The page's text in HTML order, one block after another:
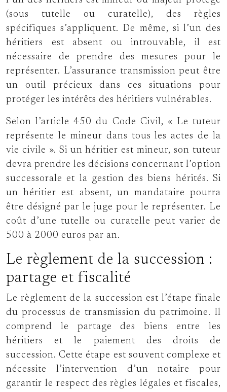
(sous tutelle ou curatelle), des règles
spécifiques s’appliquent. De même, si l’un des
héritiers est absent ou introuvable, il est
nécessaire de prendre des mesures pour le
représenter. L’assurance transmission peut être
un outil précieux dans ces situations pour
protéger les intérêts des héritiers vulnérables.
Selon l’article 450 du Code Civil, « Le tuteur
représente le mineur dans tous les actes de la
vie civile ». Si un héritier est mineur, son tuteur
devra prendre les décisions concernant l’option
successorale et la gestion des biens hérités. Si
un héritier est absent, un mandataire pourra
être désigné par le juge pour le représenter. Le
coût d’une tutelle ou curatelle peut varier de
500 à 2000 euros par an.
Le règlement de la succession :
partage et fiscalité
Le règlement de la succession est l’étape finale
du processus de transmission du patrimoine. Il
comprend le partage des biens entre les
héritiers et le paiement des droits de
succession. Cette étape est souvent complexe et
nécessite l’intervention d’un notaire pour
garantir le respect des règles légales et fiscales,